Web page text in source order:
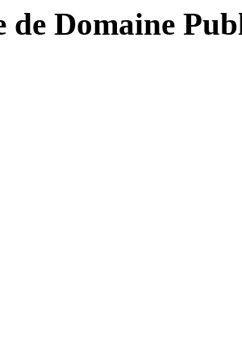
de Domaine